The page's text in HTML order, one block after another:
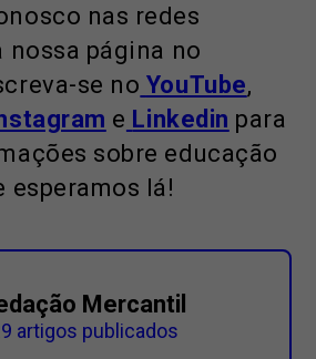
nas redes
nossa página no
se no YouTube,
e Linkedin para
sobre educação
esperamos lá!
Mercantil
artigos publicados